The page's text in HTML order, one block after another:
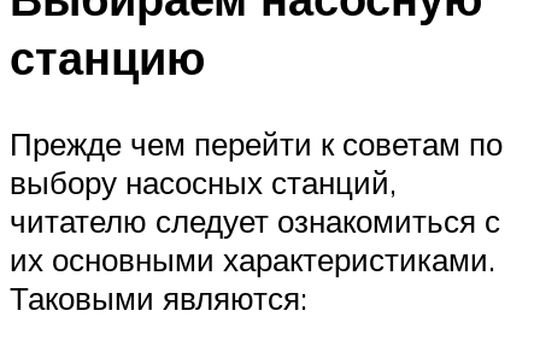
станцию
Прежде чем перейти к советам по
выбору насосных станций,
читателю следует ознакомиться с
их основными характеристиками.
Таковыми являются: